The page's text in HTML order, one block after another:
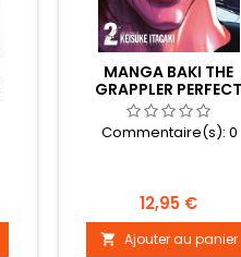
MANGA BAKI THE
GRAPPLER PERFECT
EDITION TOME 02
Commentaire(s):0
Prix
12,95 €
 Ajouter au panier